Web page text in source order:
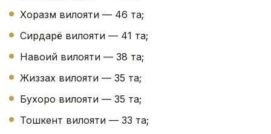
Хоразм вилояти — 46 та;
Сирдарё вилояти — 41 та;
Навоий вилояти — 38 та;
Жиззах вилояти — 35 та;
Бухоро вилояти — 35 та;
Тошкент вилояти — 33 та;